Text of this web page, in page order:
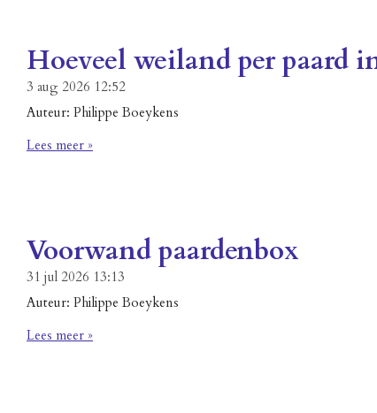
Hoeveel weiland per paard
3 aug 2026 12:52
Auteur: Philippe Boeykens
Lees meer »
Voorwand paardenbox
31 jul 2026 13:13
Auteur: Philippe Boeykens
Lees meer »